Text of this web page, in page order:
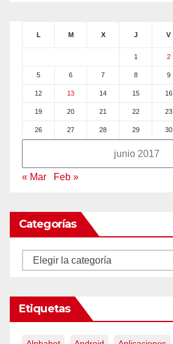
junio 2017
L M X J V
1 2
5 6 7 8 9
12 13 14 15 16
19 20 21 22 23
26 27 28 29 30
« Mar Feb »
Categorías
Categorías
Etiquetas